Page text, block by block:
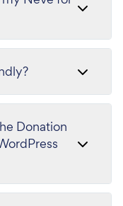
Donation